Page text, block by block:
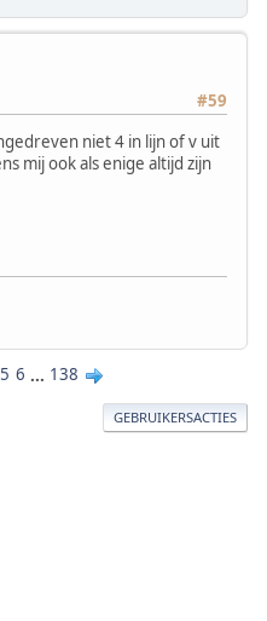
#59
niet 4 in lijn of v uit
mij ook als enige altijd zijn
5 6 ... 138
GEBRUIKERSACTIES